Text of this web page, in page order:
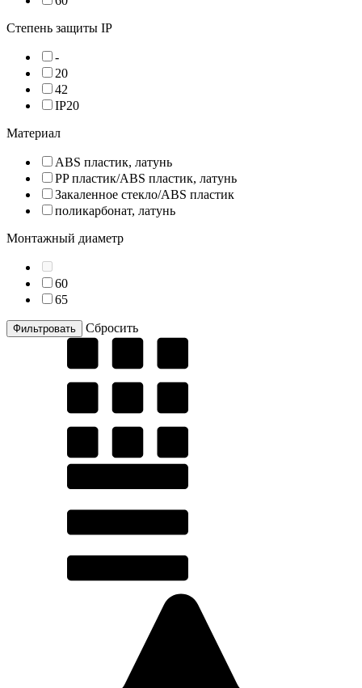
Степень защиты IP
-
20
42
IP20
Материал
ABS пластик, латунь
PP пластик/ABS пластик, латунь
Закаленное стекло/ABS пластик
поликарбонат, латунь
Монтажный диаметр
60
65
Cбросить